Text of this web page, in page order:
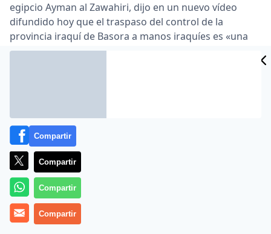
egipcio Ayman al Zawahiri, dijo en un nuevo vídeo
difundido hoy que el traspaso del control de la
provincia iraquí de Basora a manos iraquíes es «una
nueva muestra de la fuerza de los combatientes
la productora audiovisual de Al Qaeda, As Sahab, que
había sido anunciada previamente la semana pasada.
El jordano afirmó que Estados Unidos está tratando
de «ocultar sus fracasos» en Irak y avisó que los
Muyaidines están aumentando su poder. «Estamos
observando un gran fracaso de los americanos en
Irak», aseguró.
Compartir
Compartir
Compartir
Compartir